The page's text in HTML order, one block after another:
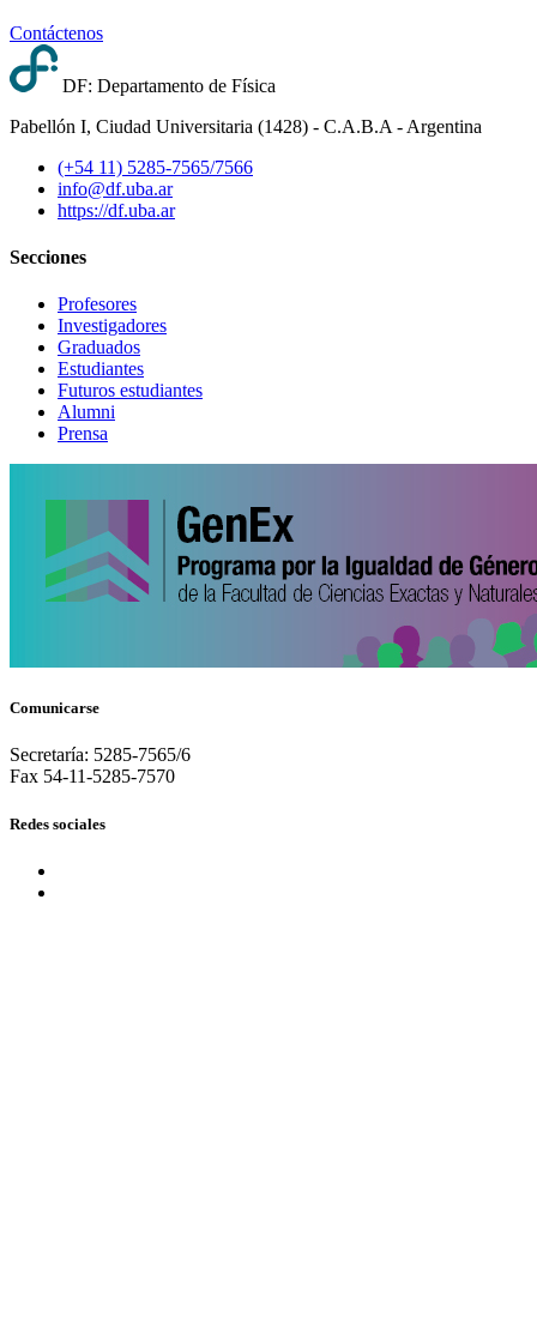
Contáctenos
DF: Departamento de Física
Pabellón I, Ciudad Universitaria (1428) - C.A.B.A - Argentina
(+54 11) 5285-7565/7566
info@df.uba.ar
https://df.uba.ar
Secciones
Profesores
Investigadores
Graduados
Estudiantes
Futuros estudiantes
Alumni
Prensa
Comunicarse
Secretaría: 5285-7565/6
Fax 54-11-5285-7570
Redes sociales